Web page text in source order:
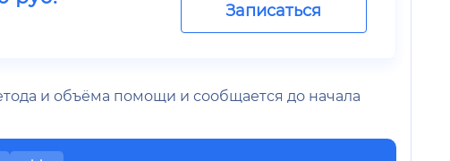
Записаться
и объёма помощи и сообщается до начала